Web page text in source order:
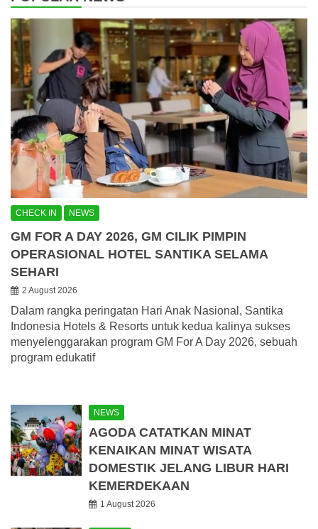
CHECK IN NEWS
GM FOR A DAY 2026, GM CILIK PIMPIN
OPERASIONAL HOTEL SANTIKA SELAMA
SEHARI
2 August 2026
Dalam rangka peringatan Hari Anak Nasional, Santika
Indonesia Hotels & Resorts untuk kedua kalinya sukses
menyelenggarakan program GM For A Day 2026, sebuah
program edukatif
NEWS
AGODA CATATKAN MINAT
KENAIKAN MINAT WISATA
DOMESTIK JELANG LIBUR HARI
KEMERDEKAAN
1 August 2026